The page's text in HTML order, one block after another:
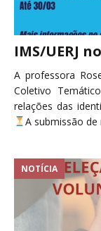
IMS/UERJ
A professora
Coletivo
relações das
A submissão
NOTÍCIA